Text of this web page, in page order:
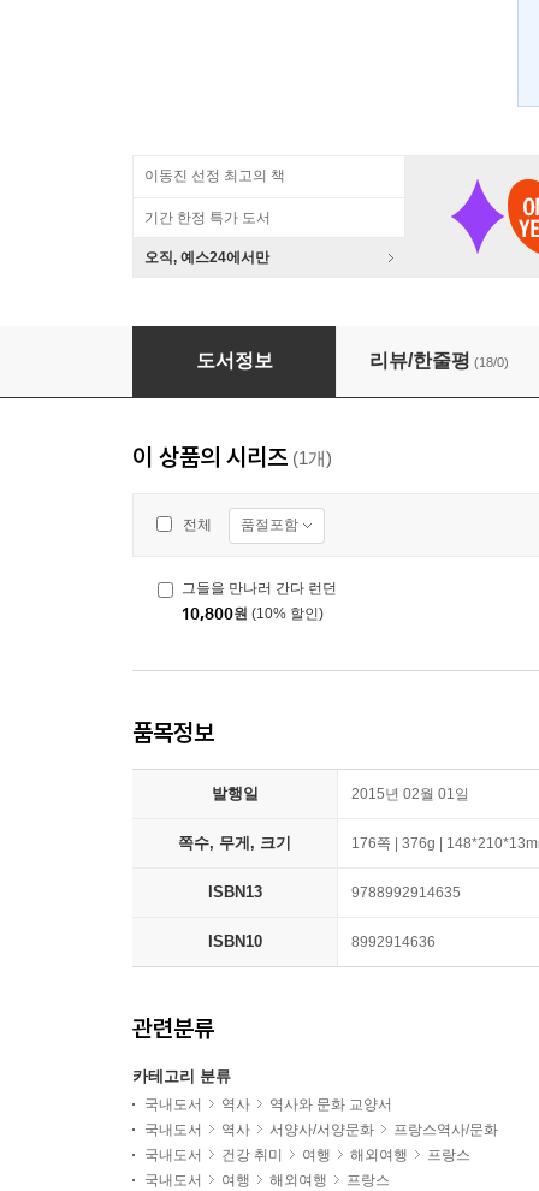
이동진 선정 최고의 책
기간 한정 특가 도서
오직, 예스24에서만
그들을 만나러 간다 파리
도서정보 리뷰/한줄평 (18/0)
이 상품의 시리즈 (1개)
전체 품절포함
그들을 만나러 간다 런던
10,800원 (10% 할인)
품목정보
발행일 2015년 02월 01일
쪽수, 무게, 크기 176쪽 | 376g |
ISBN13 9788992914635
ISBN10 8992914636
관련분류
카테고리 분류
국내도서 역사
역사와 문화 교양서
국내도서
역사 서양사/서양문화
프랑스역사/문화
국내도서
건강 취미 여행 해외여행
프랑스
국내도서
여행 해외여행 프랑스